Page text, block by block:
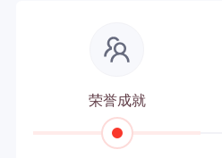
荣誉成就